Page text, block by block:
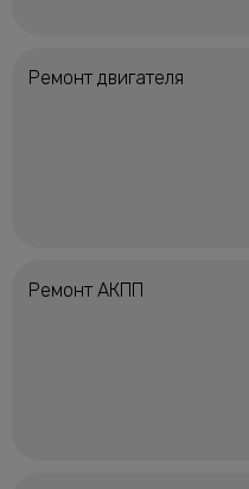
Ремонт двигателя
Ремонт АКПП